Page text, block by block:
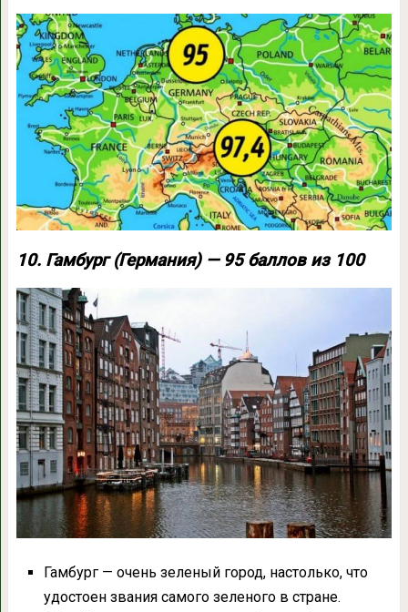
10. Гамбург (Германия) — 95 баллов из 100
Гамбург — очень зеленый город, настолько, что
удостоен звания самого зеленого в стране.